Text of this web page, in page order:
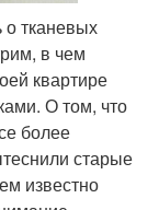
о тканевых
в чем
квартире
О том, что
более
старые
известно